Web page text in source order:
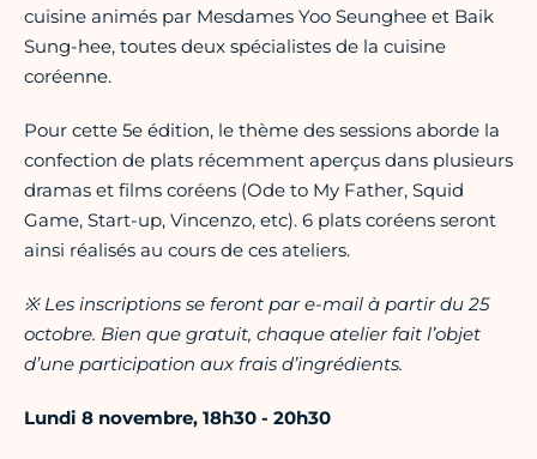
cuisine animés par Mesdames Yoo Seunghee et Baik
Sung-hee, toutes deux spécialistes de la cuisine
coréenne.
Pour cette 5e édition, le thème des sessions aborde la
confection de plats récemment aperçus dans plusieurs
dramas et films coréens (Ode to My Father, Squid
Game, Start-up, Vincenzo, etc). 6 plats coréens seront
ainsi réalisés au cours de ces ateliers.
※ Les inscriptions se feront par e-mail à partir du 25
octobre. Bien que gratuit, chaque atelier fait l’objet
d’une participation aux frais d’ingrédients.
Lundi 8 novembre, 18h30 - 20h30